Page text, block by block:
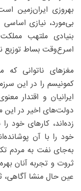
بهروزی ایران‌زمین
بی‌مورد، نیازی
بنیادی ملتهب
اسرع‌وقت بساط توزیع
مغزهای ناتوانی که
کمونیسم را در این
ایرانیان و اقتدار
دولت‌های اخیر در این
زده‌اند، کارهای خود
خود را با آن
به‌جای نفت به مردم
ثروت و تجربه آنان
عین حال منشا